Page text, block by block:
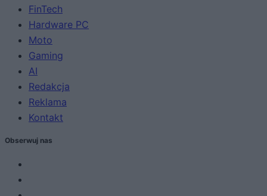
FinTech
Hardware PC
Moto
Gaming
AI
Redakcja
Reklama
Kontakt
Obserwuj nas